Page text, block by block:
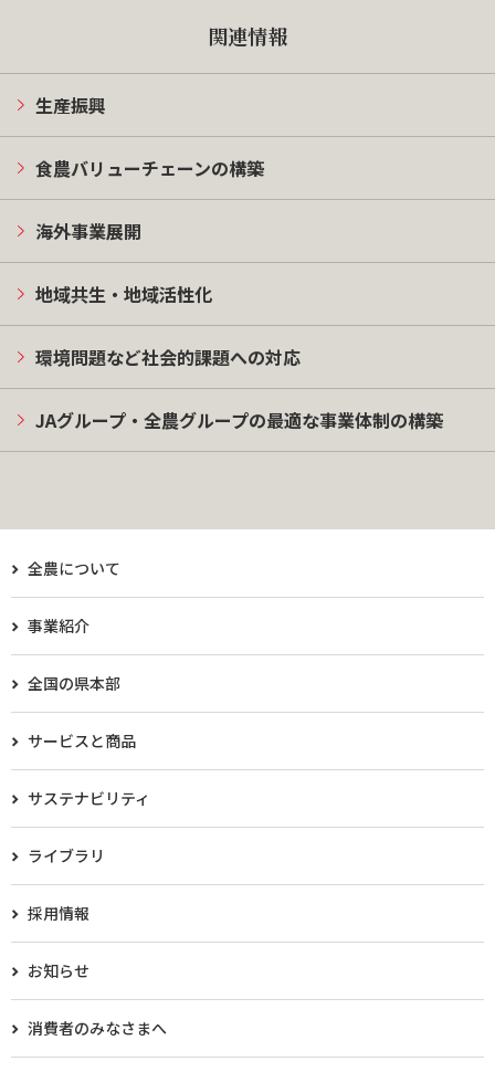
関連情報
生産振興
食農バリューチェーンの構築
海外事業展開
地域共生・地域活性化
環境問題など社会的課題への対応
JAグループ・全農グループの最適な事業体制の構築
全農について
事業紹介
全国の県本部
サービスと商品
サステナビリティ
ライブラリ
採用情報
お知らせ
消費者のみなさまへ